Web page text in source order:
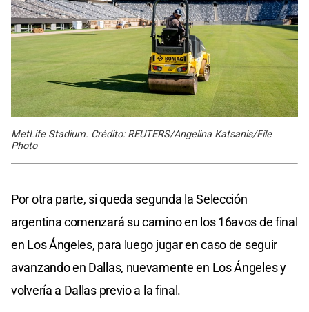
MetLife Stadium. Crédito: REUTERS/Angelina Katsanis/File
Photo
Por otra parte, si queda segunda la Selección
argentina comenzará su camino en los 16avos de final
en Los Ángeles, para luego jugar en caso de seguir
avanzando en Dallas, nuevamente en Los Ángeles y
volvería a Dallas previo a la final.